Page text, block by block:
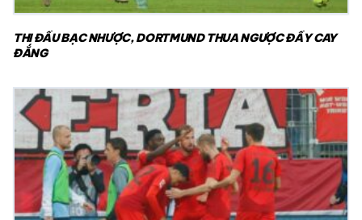
THI ĐẤU BẠC NHƯỢC, DORTMUND THUA NGƯỢC ĐẦY CAY
ĐẮNG